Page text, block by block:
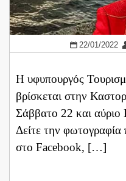
22/01/2022
Η υφυπουργός
βρίσκεται στην
Σάββατο 22 και αύριο
Δείτε την φωτογραφία
στο Facebook, […]